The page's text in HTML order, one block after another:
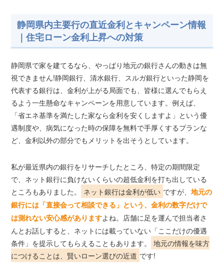
静岡県内主要行の直近金利とキャンペーン情報
｜住宅ローン金利上昇への対策
静岡県で家を建てるなら、やっぱり地元の銀行さんの動きは無
視できません!静岡銀行、清水銀行、スルガ銀行といった静岡を
代表する銀行は、金利が上がる局面でも、皆様に選んでもらえ
るよう一生懸命なキャンペーンを用意しています。例えば、
「省エネ基準を満たした家なら金利を安くしますよ」という優
遇制度や、病気になった時の保障を無料で手厚くするプランな
ど、金利以外の部分でもメリットを出そうとしています。
私が最近県内の銀行をリサーチしたところ、特定の期間限定
で、ネット銀行に負けないくらいの超低金利を打ち出している
ところもありました。
ネット銀行は金利が低い ですが、地元の
銀行には「直接会って相談できる」という、金利の数字だけで
は測れない安心感がありますよね。店舗に足を運んで担当者さ
んとお話しすると、ネットには載っていない「ここだけの優遇
条件」を提示してもらえることもあります。
地元の情報を味方
につけることは、賢いローン選びの近道 です!